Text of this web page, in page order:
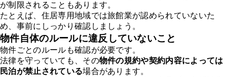
が制限されることもあります。
たとえば、住居専用地域では旅館業が認められていないた
め、事前にしっかり確認しましょう。
物件自体のルールに違反していないこと
物件ごとのルールも確認が必要です。
法律を守っていても、その物件の規約や契約内容によっては
民泊が禁止されている場合があります。